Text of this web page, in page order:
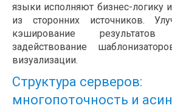
языки исполняют бизнес-логику
из сторонних источников.
кэширование
задействование
визуализации.
Структура серверов:
многопоточность и